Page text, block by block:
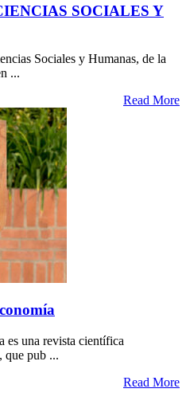
SOCIALES Y
Sociales y Humanas, de la
...
Read More
es una revista científica
que pub ...
Read More